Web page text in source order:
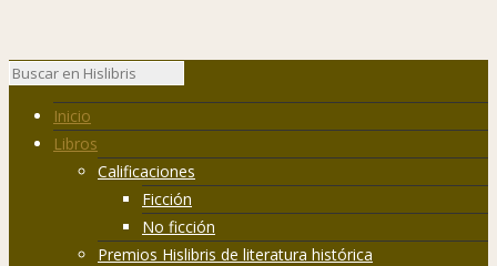
Inicio
Libros
Calificaciones
Ficción
No ficción
Premios Hislibris de literatura histórica